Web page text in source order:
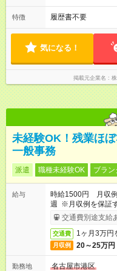
特徴 履歴書不要
気になる！
掲載元企業名
未経験OK！残業ほ
一般事務
派遣 職種未経験OK ブラン
給与
時給1500円 月収
週 ※月収例を保証
ービス利用可（利用
交通費別途支給
交通費 1ヶ月3万円
月収例 20～25万円
勤務地
名古屋市港区